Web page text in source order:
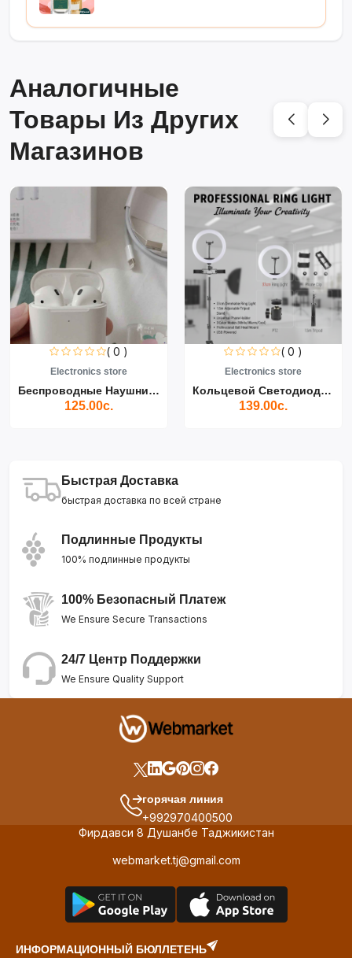
Аналогичные
Товары Из Других
Магазинов
( 0 )
Electronics store
Беспроводные Наушники Air...
125.00с.
( 0 )
Electronics store
Кольцевой Светодиодный Св...
139.00с.
Быстрая Доставка
быстрая доставка по всей стране
Подлинные Продукты
100% подлинные продукты
100% Безопасный Платеж
We Ensure Secure Transactions
24/7 Центр Поддержки
We Ensure Quality Support
горячая линия
+992970400500
Фирдавси 8 Душанбе Таджикистан
webmarket.tj@gmail.com
ИНФОРМАЦИОННЫЙ БЮЛЛЕТЕНЬ